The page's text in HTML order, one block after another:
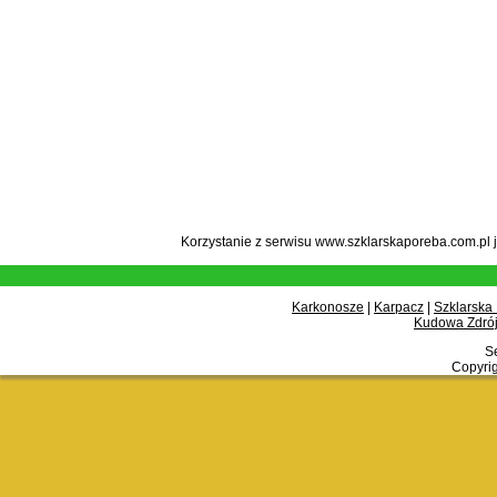
Korzystanie z serwisu
Karkonosze Karpacz
Szklarska
Kudowa